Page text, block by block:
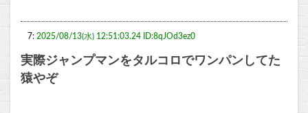
7: 2025/08/13(水) 12:51:03.24 ID:8qJOd3ez0
実際ジャンプマンをタルコロでワンパンしてた
猿やぞ